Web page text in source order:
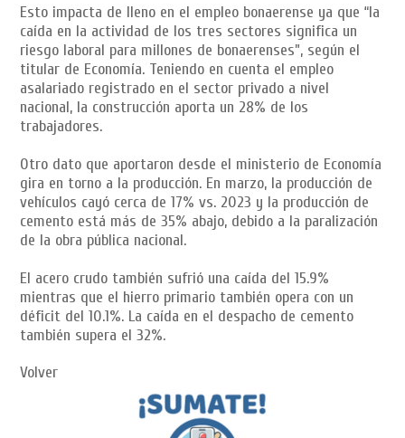
Esto impacta de lleno en el empleo bonaerense ya que “la
caída en la actividad de los tres sectores significa un
riesgo laboral para millones de bonaerenses”, según el
titular de Economía. Teniendo en cuenta el empleo
asalariado registrado en el sector privado a nivel
nacional, la construcción aporta un 28% de los
trabajadores.
Otro dato que aportaron desde el ministerio de Economía
gira en torno a la producción. En marzo, la producción de
vehículos cayó cerca de 17% vs. 2023 y la producción de
cemento está más de 35% abajo, debido a la paralización
de la obra pública nacional.
El acero crudo también sufrió una caída del 15.9%
mientras que el hierro primario también opera con un
déficit del 10.1%. La caída en el despacho de cemento
también supera el 32%.
Volver